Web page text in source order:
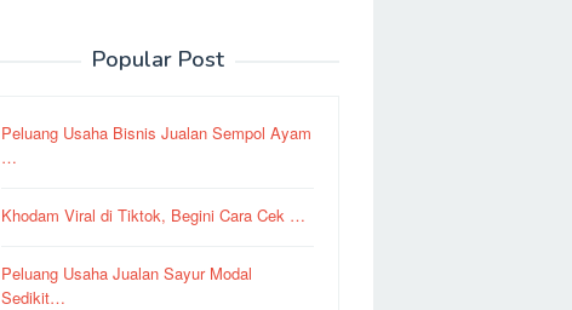
Popular Post
Peluang Usaha Bisnis Jualan Sempol Ayam
…
Khodam Viral di Tiktok, Begini Cara Cek …
Peluang Usaha Jualan Sayur Modal
Sedikit…